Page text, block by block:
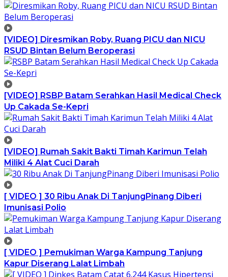
[VIDEO] Diresmikan Roby, Ruang PICU dan NICU
RSUD Bintan Belum Beroperasi
[VIDEO] RSBP Batam Serahkan Hasil Medical Check
Up Cakada Se-Kepri
[VIDEO] Rumah Sakit Bakti Timah Karimun Telah
Miliki 4 Alat Cuci Darah
[ VIDEO ] 30 Ribu Anak Di TanjungPinang Diberi
Imunisasi Polio
[ VIDEO ] Pemukiman Warga Kampung Tanjung
Kapur Diserang Lalat Limbah